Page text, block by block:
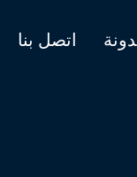
اتصل بنا